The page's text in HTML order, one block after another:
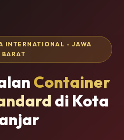
INTERNATIONAL - JAWA
BARAT
Container
di Kota